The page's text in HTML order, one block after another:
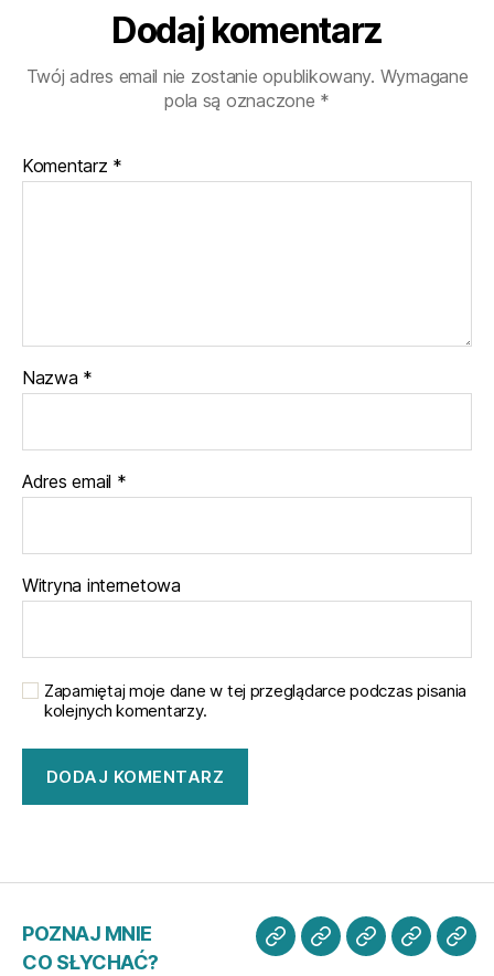
Dodaj komentarz
Twój adres email nie zostanie opublikowany. Wymagane
pola są oznaczone *
Komentarz *
Nazwa *
Adres email *
Witryna internetowa
Zapamiętaj moje dane w tej przeglądarce podczas pisania
kolejnych komentarzy.
POZNAJ MNIE
CO SŁYCHAĆ?
POZNAJ
CO
MOJE